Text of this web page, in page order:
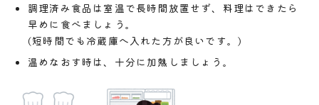
調理済み食品は室温で長時間放置せず、料理はできたら
早めに食べましょう。
(短時間でも冷蔵庫へ入れた方が良いです。)
温めなおす時は、十分に加熱しましょう。